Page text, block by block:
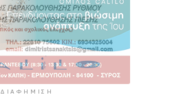
ΔΙΑΦΉΜΙΣΗ